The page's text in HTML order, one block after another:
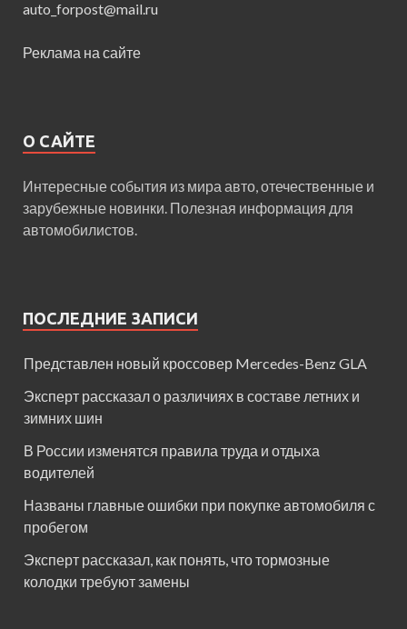
auto_forpost@mail.ru
Реклама на сайте
О САЙТЕ
Интересные события из мира авто, отечественные и
зарубежные новинки. Полезная информация для
автомобилистов.
ПОСЛЕДНИЕ ЗАПИСИ
Представлен новый кроссовер Mercedes-Benz GLA
Эксперт рассказал о различиях в составе летних и
зимних шин
В России изменятся правила труда и отдыха
водителей
Названы главные ошибки при покупке автомобиля с
пробегом
Эксперт рассказал, как понять, что тормозные
колодки требуют замены